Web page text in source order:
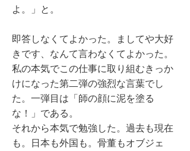
よ。」と。
即答しなくてよかった。ましてや大好
きです、なんて言わなくてよかった。
私の本気でこの仕事に取り組むきっか
けになった第二弾の強烈な言葉でし
た。一弾目は「師の顔に泥を塗る
な！」である。
それから本気で勉強した。過去も現在
も。日本も外国も。骨董もオブジェ